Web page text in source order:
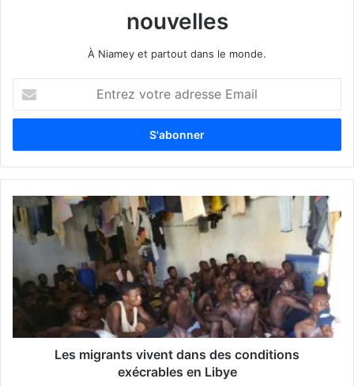
nouvelles
À Niamey et partout dans le monde.
t
e
z
t
r
d
Les migrants vivent dans des conditions
exécrables en Libye